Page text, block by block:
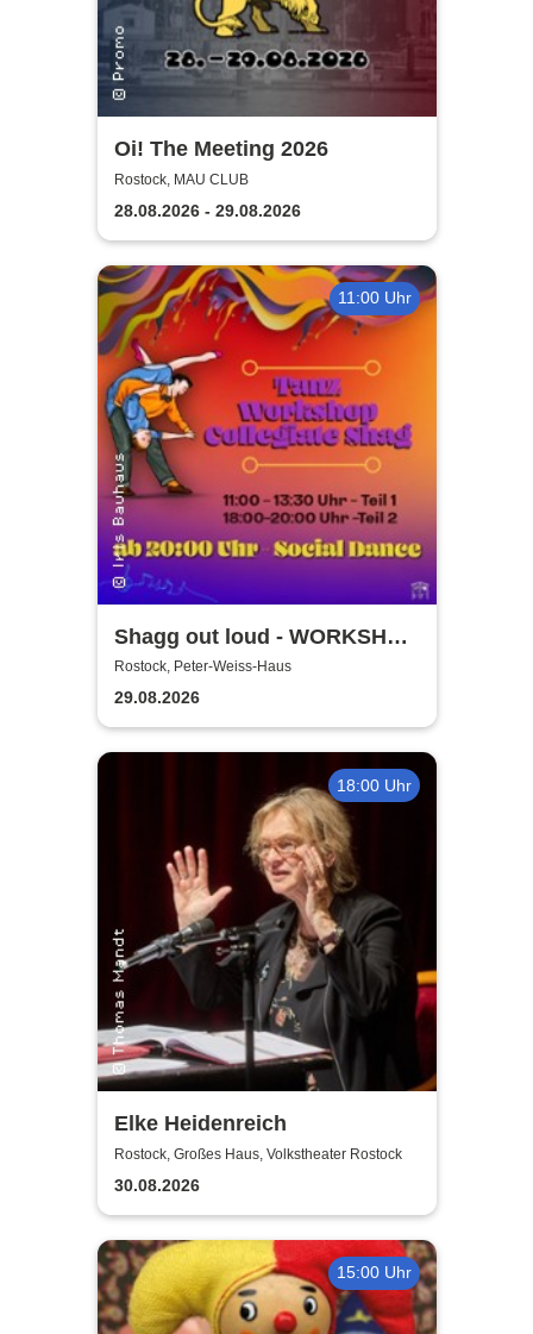
Oi! The Meeting 2026
Rostock, MAU CLUB
28.08.2026 - 29.08.2026
11:00 Uhr
Shagg out loud - WORKSHOP
+ Social Dance | Peter Weiss
Haus Rostock
Rostock, Peter-Weiss-Haus
29.08.2026
18:00 Uhr
Elke Heidenreich
Rostock, Großes Haus, Volkstheater Rostock
30.08.2026
15:00 Uhr